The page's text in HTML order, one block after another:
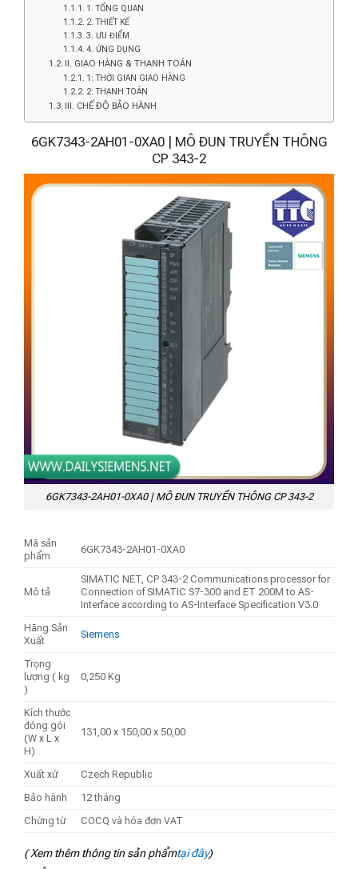
1. TỔNG QUAN
2. THIẾT KẾ
3. ƯU ĐIỂM
4. ỨNG DỤNG
II. GIAO HÀNG & THANH TOÁN
1: THỜI GIAN GIAO HÀNG
2: THANH TOÁN
III. CHẾ ĐỘ BẢO HÀNH
6GK7343-2AH01-0XA0 | MÔ ĐUN TRUYỀN THÔNG
CP 343-2
6GK7343-2AH01-0XA0 | MÔ ĐUN TRUYỀN THÔNG CP 343-2
Mã sản
phẩm
6GK7343-2AH01-0XA0
Mô tả
SIMATIC NET, CP 343-2 Communications processor for
Connection of SIMATIC S7-300 and ET 200M to AS-
Interface according to AS-Interface Specification V3.0
Hãng Sản
Xuất
Siemens
Trọng
lượng ( kg
)
0,250 Kg
Kích thước
đóng gói
(W x L x
H)
131,00 x 150,00 x 50,00
Xuất xứ
Czech Republic
Bảo hành
12 tháng
Chứng từ
COCQ và hóa đơn VAT
( Xem thêm thông tin sản phẩmtại đây)